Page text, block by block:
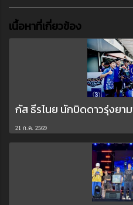
เนื้อหาที่เกี่ยวข้อง
กัส ธีรไนย นักบิดดาวรุ่งยา
21 ก.ค. 2569